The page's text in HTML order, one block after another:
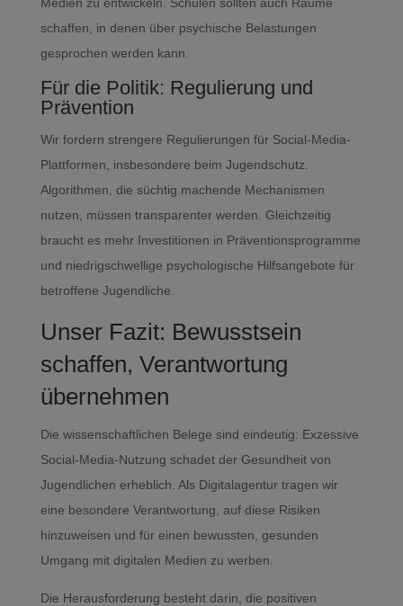
schaffen, in denen über psychische Belastungen
gesprochen werden kann.
Für die Politik: Regulierung und
Prävention
Wir fordern strengere Regulierungen für Social-Media-
Plattformen, insbesondere beim Jugendschutz.
Algorithmen, die süchtig machende Mechanismen
nutzen, müssen transparenter werden. Gleichzeitig
braucht es mehr Investitionen in Präventionsprogramme
und niedrigschwellige psychologische Hilfsangebote für
betroffene Jugendliche.
Unser Fazit: Bewusstsein
schaffen, Verantwortung
übernehmen
Die wissenschaftlichen Belege sind eindeutig: Exzessive
Social-Media-Nutzung schadet der Gesundheit von
Jugendlichen erheblich. Als Digitalagentur tragen wir
eine besondere Verantwortung, auf diese Risiken
hinzuweisen und für einen bewussten, gesunden
Umgang mit digitalen Medien zu werben.
Die Herausforderung besteht darin, die positiven